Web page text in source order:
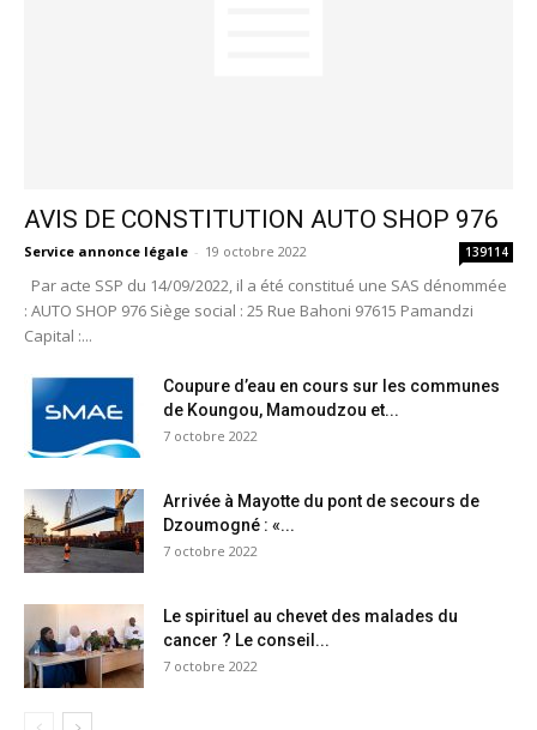
AVIS DE CONSTITUTION AUTO SHOP 976
Service annonce légale - 19 octobre 2022 139114
Par acte SSP du 14/09/2022, il a été constitué une SAS dénommée
: AUTO SHOP 976 Siège social : 25 Rue Bahoni 97615 Pamandzi
Capital :...
Coupure d’eau en cours sur les communes
de Koungou, Mamoudzou et...
7 octobre 2022
Arrivée à Mayotte du pont de secours de
Dzoumogné : «...
7 octobre 2022
Le spirituel au chevet des malades du
cancer ? Le conseil...
7 octobre 2022